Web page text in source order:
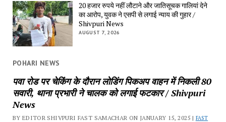
20 हजार रुपये नहीं लौटाने और जातिसूचक गालियां देने
का आरोप, युवक ने एसपी से लगाई न्याय की गुहार /
Shivpuri News
AUGUST 7, 2026
POHARI NEWS
पवा रोड पर चेकिंग के दौरान लोडिंग पिकअप वाहन में निकली 80
सवारी, थाना प्रभारी ने चालक को लगाई फटकार / Shivpuri
News
BY EDITOR SHIVPURI FAST SAMACHAR ON JANUARY 15, 2025 | FAST